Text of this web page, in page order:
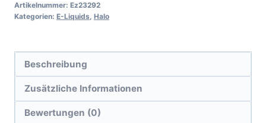
Artikelnummer: Ez23292
Kategorien: E-Liquids, Halo
Beschreibung
Zusätzliche Informationen
Bewertungen (0)